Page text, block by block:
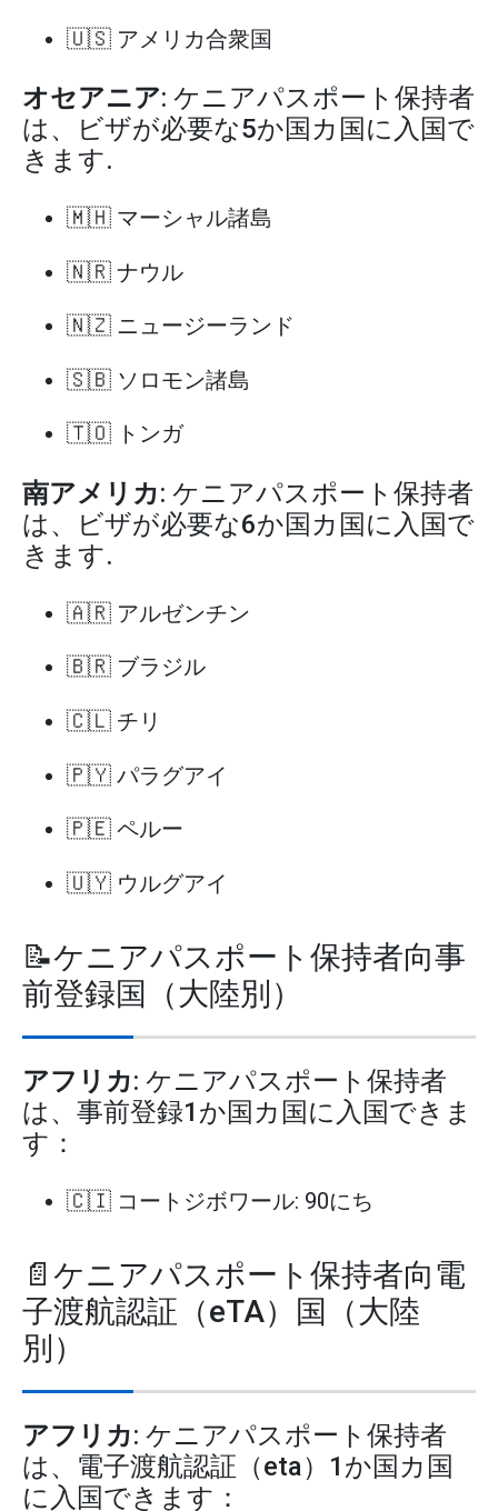
🇺🇸 アメリカ合衆国
オセアニア: ケニアパスポート保持者
は、ビザが必要な5か国カ国に入国で
きます.
🇲🇭 マーシャル諸島
🇳🇷 ナウル
🇳🇿 ニュージーランド
🇸🇧 ソロモン諸島
🇹🇴 トンガ
南アメリカ: ケニアパスポート保持者
は、ビザが必要な6か国カ国に入国で
きます.
🇦🇷 アルゼンチン
🇧🇷 ブラジル
🇨🇱 チリ
🇵🇾 パラグアイ
🇵🇪 ペルー
🇺🇾 ウルグアイ
📝ケニアパスポート保持者向事
前登録国（大陸別）
アフリカ: ケニアパスポート保持者
は、事前登録1か国カ国に入国できま
す：
🇨🇮 コートジボワール: 90にち
📄ケニアパスポート保持者向電
子渡航認証（eTA）国（大陸
別）
アフリカ: ケニアパスポート保持者
は、電子渡航認証（eta）1か国カ国
に入国できます：